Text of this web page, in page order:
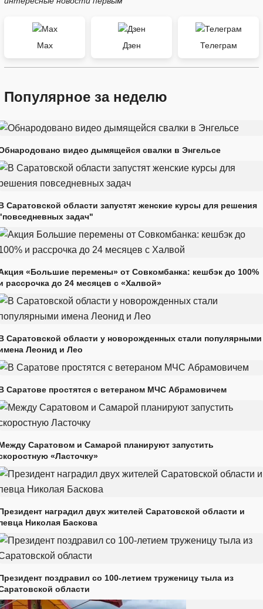
Max Дзен Телеграм
Популярное за неделю
видео дымящейся свалки в Энгельсе
Саратовской области запустят женские курсы для решения
задач"
«Большие перемены» от Совкомбанка: кешбэк до 100%
рассрочка до 24 месяцев с «Халвой»
Саратовской области у новорожденных стали популярными
Леонид и Лео
Саратове простятся с ветераном МЧС Абрамовичем
Саратовом и Самарой планируют запустить
«Ласточку»
наградил двух жителей Саратовской области и
Николая Баскова
поздравил со 100-летием труженицу тыла из
области